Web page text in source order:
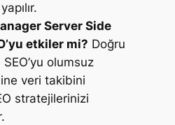
Server Side
etkiler mi? Doğru
SEO’yu olumsuz
veri takibini
stratejilerinizi